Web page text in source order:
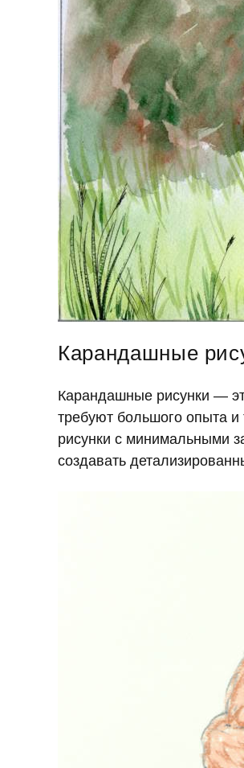
Карандашные
Карандашные рисунки —
требуют большого опыта и
рисунки с минимальными
создавать